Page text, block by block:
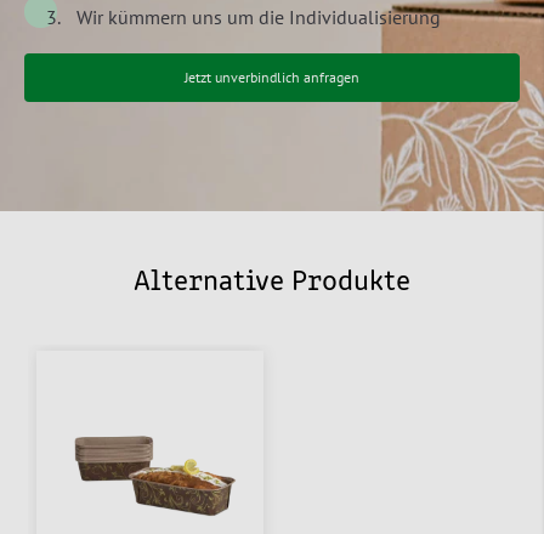
Wir kümmern uns um die Individualisierung
Jetzt unverbindlich anfragen
Alternative Produkte